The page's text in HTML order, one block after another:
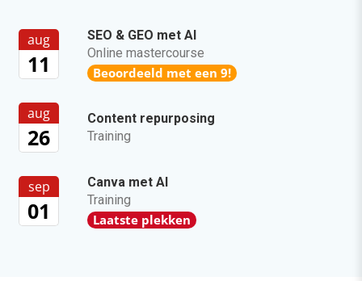
aug
11
SEO & GEO met AI
Online mastercourse
Beoordeeld met een 9!
aug
26
Content repurposing
Training
sep
01
Canva met AI
Training
Laatste plekken